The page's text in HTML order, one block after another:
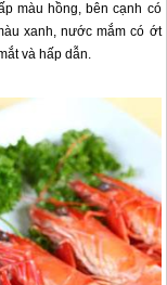
màu hồng, bên cạnh có
xanh, nước mắm có ớt
và hấp dẫn.